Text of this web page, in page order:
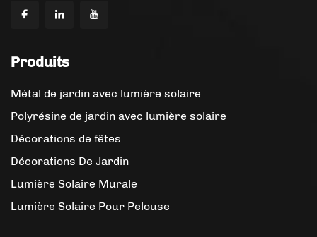
Produits
Métal de jardin avec lumière solaire
Polyrésine de jardin avec lumière solaire
Décorations de fêtes
Décorations De Jardin
Lumière Solaire Murale
Lumière Solaire Pour Pelouse